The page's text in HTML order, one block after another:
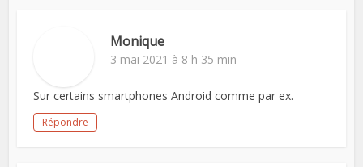
Monique
3 mai 2021 à 8 h 35 min
Sur certains smartphones Android comme par ex.
Répondre